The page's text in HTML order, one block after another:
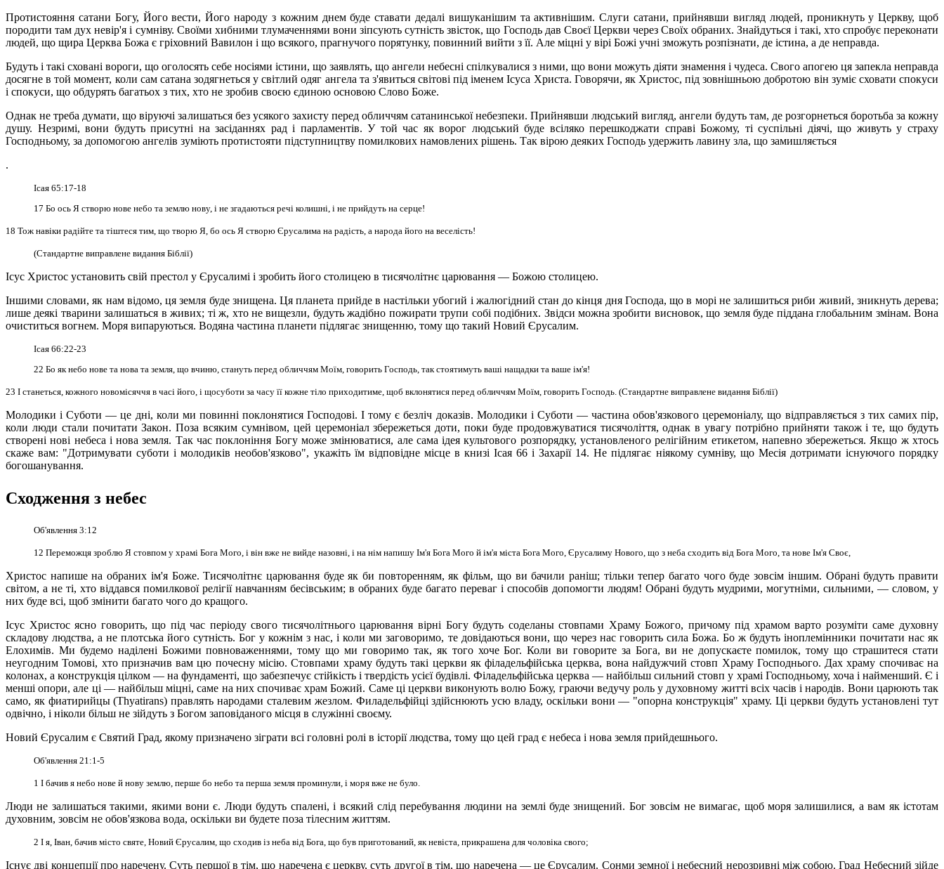
Протистояння сатани Богу, Його вести, Його народу з кожним днем буде ставати дедалі вишуканішим та активнішим. Слуги сатани, прийнявши вигляд людей, проникнуть у Церкву, щоб
породити там дух невір'я і сумніву. Своїми хибними тлумаченнями вони зіпсують сутність звісток, що Господь дав Своєї Церкви через Своїх обраних. Знайдуться і такі, хто спробує переконати
людей, що щира Церква Божа є гріховний Вавилон і що всякого, прагнучого порятунку, повинний вийти з її. Але міцні у вірі Божі учні зможуть розпізнати, де істина, а де неправда.
Будуть і такі сховані вороги, що оголосять себе носіями істини, що заявлять, що ангели небесні спілкувалися з ними, що вони можуть діяти знамення і чудеса. Свого апогею ця запекла неправда
досягне в той момент, коли сам сатана зодягнеться у світлий одяг ангела та з'явиться світові під іменем Ісуса Христа. Говорячи, як Христос, під зовнішньою добротою він зуміє сховати спокуси
і спокуси, що обдурять багатьох з тих, хто не зробив своєю єдиною основою Слово Боже.
Однак не треба думати, що віруючі залишаться без усякого захисту перед обличчям сатанинської небезпеки. Прийнявши людський вигляд, ангели будуть там, де розгорнеться боротьба за кожну
душу. Незримі, вони будуть присутні на засіданнях рад і парламентів. У той час як ворог людський буде всіляко перешкоджати справі Божому, ті суспільні діячі, що живуть у страху
Господньому, за допомогою ангелів зуміють протистояти підступництву помилкових намовлених рішень. Так вірою деяких Господь удержить лавину зла, що замишляється
.
Ісая 65:17-18
17 Бо ось Я створю нове небо та землю нову, і не згадаються речі колишні, і не прийдуть на серце!
18 Тож навіки радійте та тіштеся тим, що творю Я, бо ось Я створю Єрусалима на радість, а народа його на веселість!
(Стандартне виправлене видання Біблії)
Ісус Христос установить свій престол у Єрусалимі і зробить його столицею в тисячолітнє царювання — Божою столицею.
Іншими словами, як нам відомо, ця земля буде знищена. Ця планета прийде в настільки убогий і жалюгідний стан до кінця дня Господа, що в морі не залишиться риби живий, зникнуть дерева;
лише деякі тварини залишаться в живих; ті ж, хто не вищезли, будуть жадібно пожирати трупи собі подібних. Звідси можна зробити висновок, що земля буде піддана глобальним змінам. Вона
очиститься вогнем. Моря випаруються. Водяна частина планети підлягає знищенню, тому що такий Новий Єрусалим.
Ісая 66:22-23
22 Бо як небо нове та нова та земля, що вчиню, стануть перед обличчям Моїм, говорить Господь, так стоятимуть ваші нащадки та ваше ім'я!
23 І станеться, кожного новомісяччя в часі його, і щосуботи за часу її кожне тіло приходитиме, щоб вклонятися перед обличчям Моїм, говорить Господь. (Стандартне виправлене видання Біблії)
Молодики і Суботи — це дні, коли ми повинні поклонятися Господові. І тому є безліч доказів. Молодики і Суботи — частина обов'язкового церемоніалу, що відправляється з тих самих пір,
коли люди стали почитати Закон. Поза всяким сумнівом, цей церемоніал збережеться доти, поки буде продовжуватися тисячоліття, однак в увагу потрібно прийняти також і те, що будуть
створені нові небеса і нова земля. Так час поклоніння Богу може змінюватися, але сама ідея культового розпорядку, установленого релігійним етикетом, напевно збережеться. Якщо ж хтось
скаже вам: "Дотримувати суботи і молодиків необов'язково", укажіть їм відповідне місце в книзі Ісая 66 і Захарії 14. Не підлягає ніякому сумніву, що Месія дотримати існуючого порядку
богошанування.
Сходження з небес
Об'явлення 3:12
12 Переможця зроблю Я стовпом у храмі Бога Мого, і він вже не вийде назовні, і на нім напишу Ім'я Бога Мого й ім'я міста Бога Мого, Єрусалиму Нового, що з неба сходить від Бога Мого, та нове Ім'я Своє,
Христос напише на обраних ім'я Боже. Тисячолітнє царювання буде як би повторенням, як фільм, що ви бачили раніш; тільки тепер багато чого буде зовсім іншим. Обрані будуть правити
світом, а не ті, хто віддався помилкової релігії навчанням бесівським; в обраних буде багато переваг і способів допомогти людям! Обрані будуть мудрими, могутніми, сильними, — словом, у
них буде всі, щоб змінити багато чого до кращого.
Ісус Христос ясно говорить, що під час періоду свого тисячолітнього царювання вірні Богу будуть соделаны стовпами Храму Божого, причому під храмом варто розуміти саме духовну
складову людства, а не плотська його сутність. Бог у кожнім з нас, і коли ми заговоримо, те довідаються вони, що через нас говорить сила Божа. Бо ж будуть іноплемінники почитати нас як
Елохимів. Ми будемо наділені Божими повноваженнями, тому що ми говоримо так, як того хоче Бог. Коли ви говорите за Бога, ви не допускаєте помилок, тому що страшитеся стати
неугодним Томові, хто призначив вам цю почесну місію. Стовпами храму будуть такі церкви як філадельфійська церква, вона найдужчий стовп Храму Господнього. Дах храму спочиває на
колонах, а конструкція цілком — на фундаменті, що забезпечує стійкість і твердість усієї будівлі. Філадельфійська церква — найбільш сильний стовп у храмі Господньому, хоча і найменший. Є і
менші опори, але ці — найбільш міцні, саме на них спочиває храм Божий. Саме ці церкви виконують волю Божу, граючи ведучу роль у духовному житті всіх часів і народів. Вони царюють так
само, як фиатирийцы (Thyatirans) правлять народами сталевим жезлом. Филадельфійці здійснюють усю владу, оскільки вони — "опорна конструкція" храму. Ці церкви будуть установлені тут
одвічно, і ніколи більш не зійдуть з Богом заповіданого місця в служінні своєму.
Новий Єрусалим є Святий Град, якому призначено зіграти всі головні ролі в історії людства, тому що цей град є небеса і нова земля прийдешнього.
Об'явлення 21:1-5
1 І бачив я небо нове й нову землю, перше бо небо та перша земля проминули, і моря вже не було.
Люди не залишаться такими, якими вони є. Люди будуть спалені, і всякий слід перебування людини на землі буде знищений. Бог зовсім не вимагає, щоб моря залишилися, а вам як істотам
духовним, зовсім не обов'язкова вода, оскільки ви будете поза тілесним життям.
2 І я, Іван, бачив місто святе, Новий Єрусалим, що сходив із неба від Бога, що був приготований, як невіста, прикрашена для чоловіка свого;
Існує дві концепції про наречену. Суть першої в тім, що наречена є церкву, суть другої в тім, що наречена — це Єрусалим. Сонми земної і небесний нерозривні між собою. Град Небесний зійде